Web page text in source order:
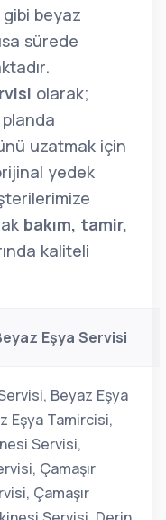
beyaz
sürede
olarak;
uzatmak için
yedek
bakım, tamir,
kaliteli
Eşya Servisi
Beyaz Eşya
Eşya Tamircisi,
Servisi,
Çamaşır
Çamaşır